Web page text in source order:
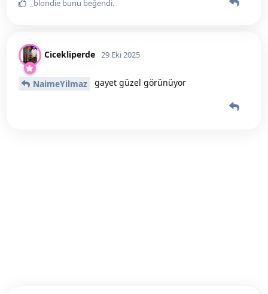
_blondie bunu beğendi.
Cicekliperde 29 Eki 2025
NaimeYilmaz gayet güzel görünüyor